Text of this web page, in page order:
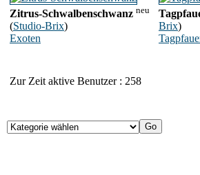
Zitrus-Schwalbenschwanz neu
(Studio-Brix)
Exoten
Brix)
Zur Zeit aktive Benutzer : 258